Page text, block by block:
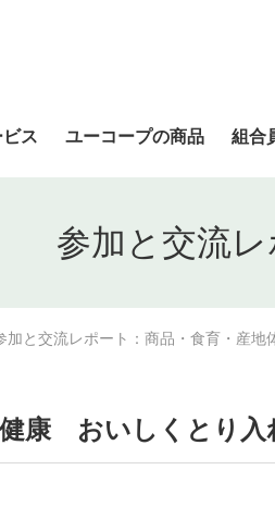
ス ユーコープの商品 組合
参加と交流
加と交流レポート：商品・食育・産地
健康 おいしくとり